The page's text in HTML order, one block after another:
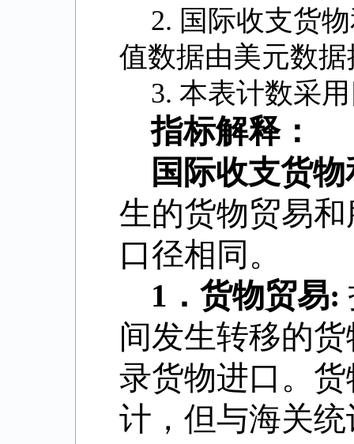
2. 国际收支货
值数据由美元数
3. 本表计数采
指标解释：
国际收支货
生的货物贸易
口径相同。
1 ． 货物贸易:
间发生转移的
录货物进口。
计，但与海关